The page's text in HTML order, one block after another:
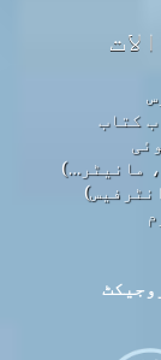
کتاب
مانیٹر…)